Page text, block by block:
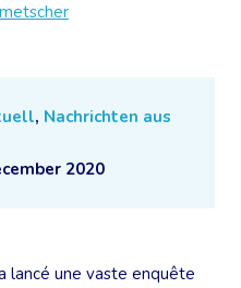
, Nachrichten aus
2020
lancé une vaste enquête